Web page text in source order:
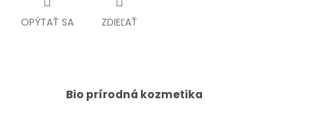
OPÝTAŤ SA ZDIEĽAŤ
Bio prírodná kozmetika